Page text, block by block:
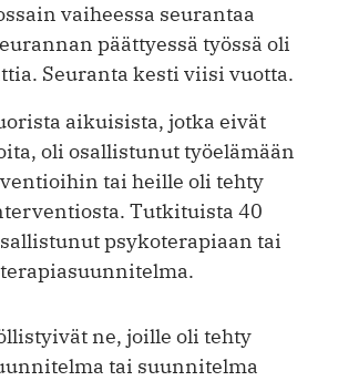
vaiheessa seurantaa
päättyessä työssä oli
Seuranta kesti viisi vuotta.
aikuisista, jotka eivät
oli osallistunut työelämään
tai heille oli tehty
Tutkituista 40
psykoterapiaan tai
ne, joille oli tehty
tai suunnitelma